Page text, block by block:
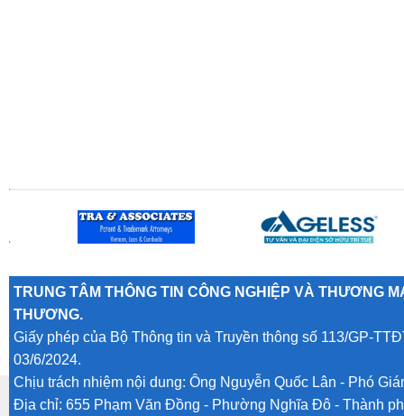
TRUNG TÂM THÔNG TIN CÔNG NGHIỆP VÀ THƯƠNG
THƯƠNG.
Giấy phép của Bộ Thông tin và Truyền thông số 113/GP-
03/6/2024.
Chịu trách nhiệm nội dung: Ông Nguyễn Quốc Lân - Phó
Địa chỉ: 655 Phạm Văn Đồng - Phường Nghĩa Đô - Thành